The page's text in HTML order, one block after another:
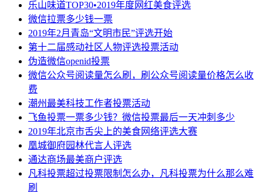
乐山味道TOP30•2019年度网红美食评选
微信拉票多少钱一票
2019年2月青岛“文明市民”评选开始
第十二届感动社区人物评选投票活动
伪造微信openid投票
微信公众号阅读量怎么刷，刷公众号阅读量价格怎么收
费
潮州最美科技工作者投票活动
飞鱼投票一票多少钱？微信投票最后一天冲刺多少
2019年北京市舌尖上的美食网络评选大赛
凰城御府园林代言人评选
通达商场最美商户评选
凡科投票超过投票限制怎么办，凡科投票为什么那么难
刷